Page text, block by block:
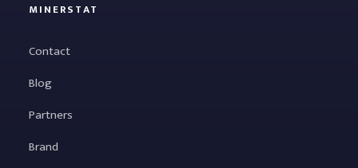
MINERSTAT
Contact
Blog
Partners
Brand